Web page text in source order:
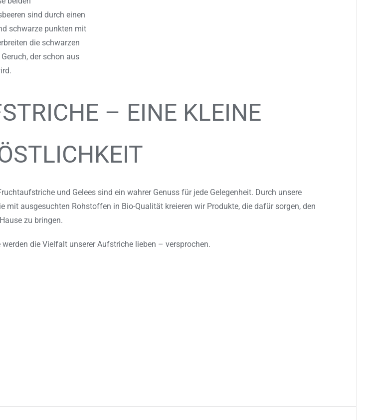
sind durch einen
schwarze punkten mit
die schwarzen
der schon aus
– EINE KLEINE
und Gelees sind ein wahrer Genuss für jede Gelegenheit. Durch unsere
mit ausgesuchten Rohstoffen in Bio-Qualität kreieren wir Produkte, die dafür sorgen, den
zu bringen.
die Vielfalt unserer Aufstriche lieben – versprochen.